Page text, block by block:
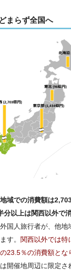
まらず全国へ
域での消費額は
分以上は関西以外で
国人旅行者が、他地
す。 関西以外では特
23.5％の消費額とな
開催地周辺に限定さ